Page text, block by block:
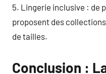
5. Lingerie inclusive : de
proposent des
de tailles.
Conclusion :